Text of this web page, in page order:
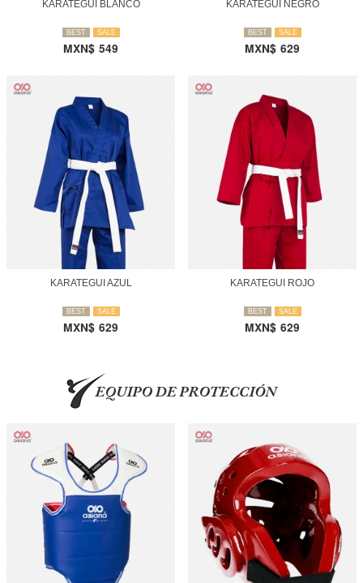
KARATEGUI BLANCO
BEST SALE
MXN$ 549
KARATEGUI NEGRO
BEST SALE
MXN$ 629
KARATEGUI AZUL
BEST SALE
MXN$ 629
KARATEGUI ROJO
BEST SALE
MXN$ 629